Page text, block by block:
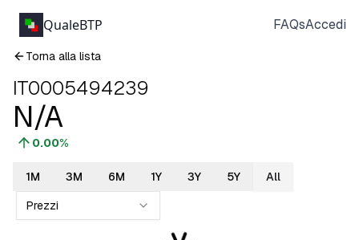
QualeBTP FAQsAccedi
Torna alla lista
IT0005494239
N/A
0.00%
1M 3M 6M 1Y 3Y 5Y
All
Prezzi